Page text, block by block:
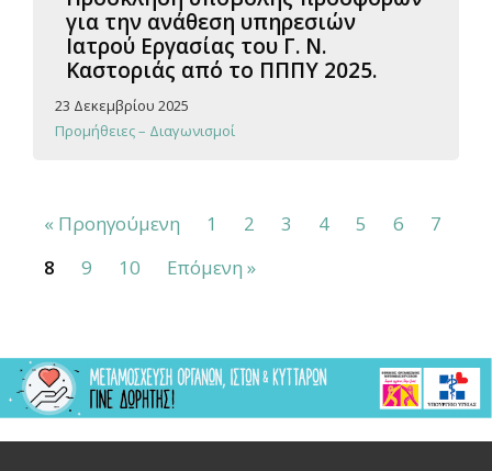
για την ανάθεση υπηρεσιών
Ιατρού Εργασίας του Γ. Ν.
Καστοριάς από το ΠΠΠΥ 2025.
23 Δεκεμβρίου 2025
Προμήθειες – Διαγωνισμοί
« Προηγούμενη 1 2 3 4 5 6
7
8
9 10 Επόμενη »